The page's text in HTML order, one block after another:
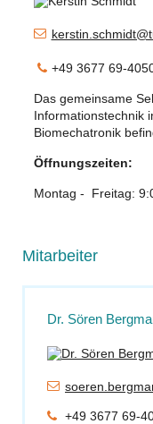
+49 3677 69-
Das gemeinsame
Informationstechnik
Biomechatronik
Öffnungszeiten:
Montag - Freitag:
Mitarbeiter
Dr. Sören
+49 3677 69-